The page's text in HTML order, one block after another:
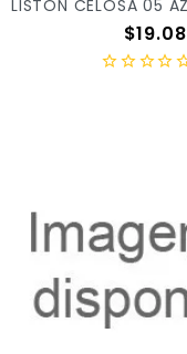
Precio
$19.08